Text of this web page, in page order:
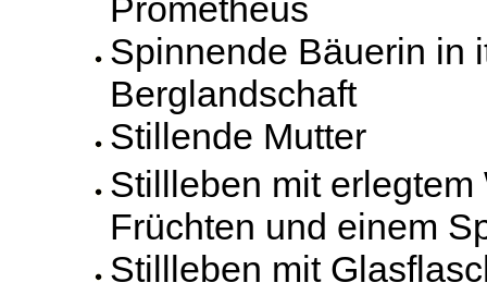
Spinnende Bäuerin in
Berglandschaft
Stillende Mutter
Stillleben mit
Früchten und einem
Stillleben mit